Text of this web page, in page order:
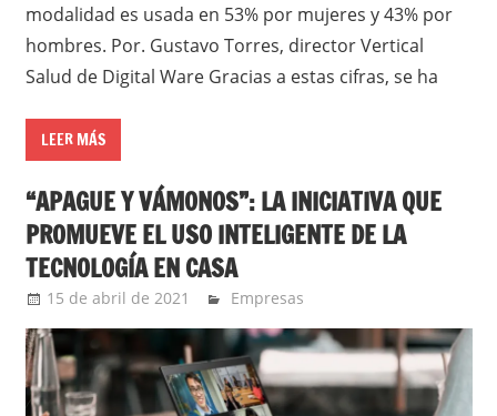
modalidad es usada en 53% por mujeres y 43% por
hombres. Por. Gustavo Torres, director Vertical
Salud de Digital Ware Gracias a estas cifras, se ha
LEER MÁS
“APAGUE Y VÁMONOS”: LA INICIATIVA QUE
PROMUEVE EL USO INTELIGENTE DE LA
TECNOLOGÍA EN CASA
15 de abril de 2021 Ernesto Herrera
Empresas